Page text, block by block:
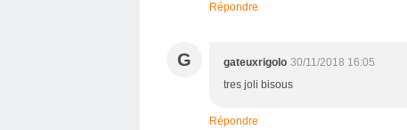
Répondre
G gateuxrigolo 30/11/2018 16:05
tres joli bisous
Répondre